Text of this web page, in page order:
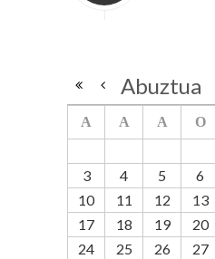
Abuztua
A A A O
3
4 5 6
10
11 12 13
17
18 19 20
24
25 26 27